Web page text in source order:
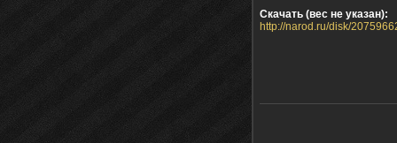
Скачать (вес не указан):
http://narod.ru/disk/